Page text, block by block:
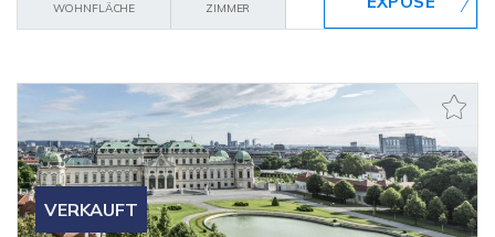
WOHNFLÄCHE
ZIMMER
VERKAUFT